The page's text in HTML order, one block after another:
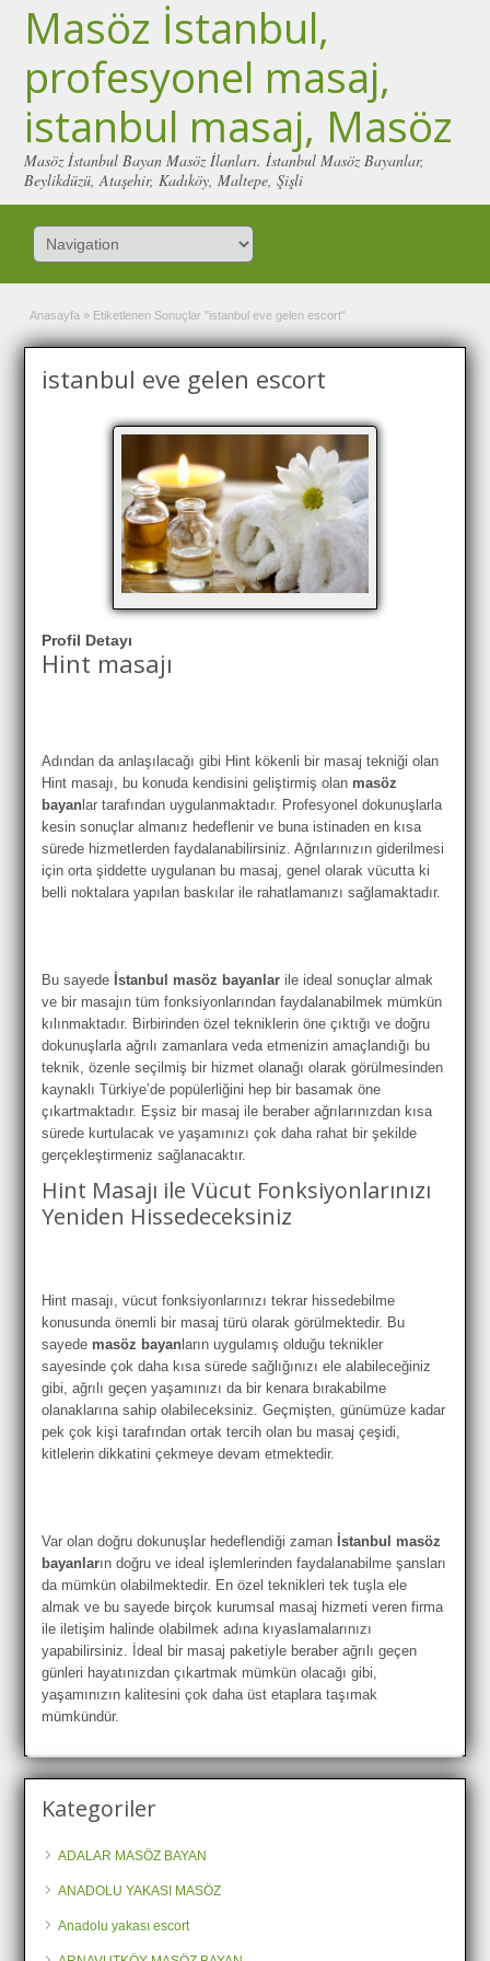
Masöz İstanbul,
profesyonel masaj,
istanbul masaj, Masöz
Masöz İstanbul Bayan Masöz İlanları. İstanbul Masöz Bayanlar,
Beylikdüzü, Ataşehir, Kadıköy, Maltepe, Şişli
Anasayfa » Etiketlenen Sonuçlar "istanbul eve gelen escort"
istanbul eve gelen escort
Profil Detayı
Hint masajı
Adından da anlaşılacağı gibi Hint kökenli bir masaj tekniği olan
Hint masajı, bu konuda kendisini geliştirmiş olan masöz
bayan lar tarafından uygulanmaktadır. Profesyonel dokunuşlarla
kesin sonuçlar almanız hedeflenir ve buna istinaden en kısa
sürede hizmetlerden faydalanabilirsiniz. Ağrılarınızın giderilmesi
için orta şiddette uygulanan bu masaj, genel olarak vücutta ki
belli noktalara yapılan baskılar ile rahatlamanızı sağlamaktadır.
Bu sayede İstanbul masöz bayanlar ile ideal sonuçlar almak
ve bir masajın tüm fonksiyonlarından faydalanabilmek mümkün
kılınmaktadır. Birbirinden özel tekniklerin öne çıktığı ve doğru
dokunuşlarla ağrılı zamanlara veda etmenizin amaçlandığı bu
teknik, özenle seçilmiş bir hizmet olanağı olarak görülmesinden
kaynaklı Türkiye’de popülerliğini hep bir basamak öne
çıkartmaktadır. Eşsiz bir masaj ile beraber ağrılarınızdan kısa
sürede kurtulacak ve yaşamınızı çok daha rahat bir şekilde
gerçekleştirmeniz sağlanacaktır.
Hint Masajı ile Vücut Fonksiyonlarınızı
Yeniden Hissedeceksiniz
Hint masajı, vücut fonksiyonlarınızı tekrar hissedebilme
konusunda önemli bir masaj türü olarak görülmektedir. Bu
sayede masöz bayan ların uygulamış olduğu teknikler
sayesinde çok daha kısa sürede sağlığınızı ele alabileceğiniz
gibi, ağrılı geçen yaşamınızı da bir kenara bırakabilme
olanaklarına sahip olabileceksiniz. Geçmişten, günümüze kadar
pek çok kişi tarafından ortak tercih olan bu masaj çeşidi,
kitlelerin dikkatini çekmeye devam etmektedir.
Var olan doğru dokunuşlar hedeflendiği zaman İstanbul masöz
bayanların doğru ve ideal işlemlerinden faydalanabilme şansları
da mümkün olabilmektedir. En özel teknikleri tek tuşla ele
almak ve bu sayede birçok kurumsal masaj hizmeti veren firma
ile iletişim halinde olabilmek adına kıyaslamalarınızı
yapabilirsiniz. İdeal bir masaj paketiyle beraber ağrılı geçen
günleri hayatınızdan çıkartmak mümkün olacağı gibi,
yaşamınızın kalitesini çok daha üst etaplara taşımak
mümkündür.
Kategoriler
ADALAR MASÖZ BAYAN
ANADOLU YAKASI MASÖZ
Anadolu yakası escort